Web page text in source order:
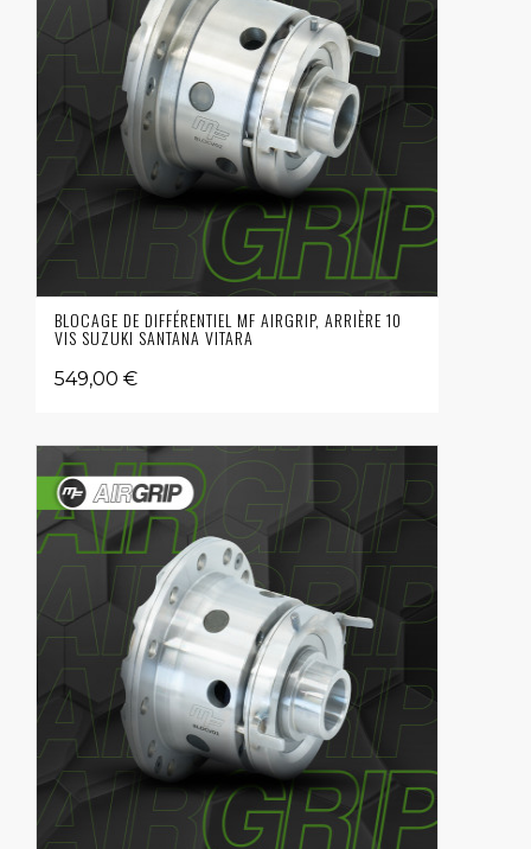
BLOCAGE DE DIFFÉRENTIEL MF AIRGRIP, ARRIÈRE 10
VIS SUZUKI SANTANA VITARA
549,00 €